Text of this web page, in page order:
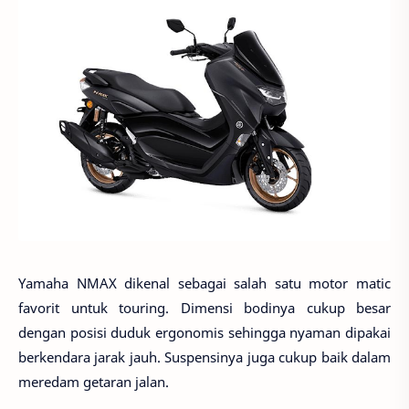
Yamaha NMAX dikenal sebagai salah satu motor matic
favorit untuk touring. Dimensi bodinya cukup besar
dengan posisi duduk ergonomis sehingga nyaman dipakai
berkendara jarak jauh. Suspensinya juga cukup baik dalam
meredam getaran jalan.